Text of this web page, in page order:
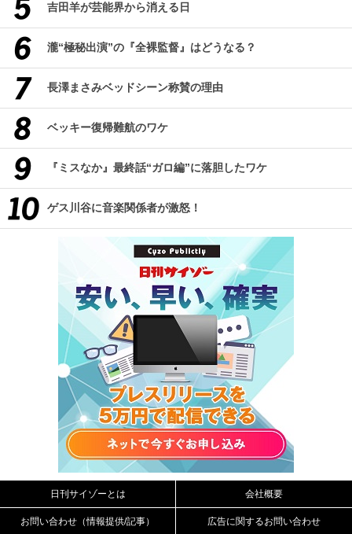
吉田羊が芸能界から消える日
瀧“極秘出演”の『全裸監督』はどうなる？
長澤まさみベッドシーン称賛の理由
ベッキー復帰難航のワケ
『ミスなか』最終話“ガロ編”に落胆したワケ
ゲス川谷に音楽関係者が激怒！
日刊サイゾーとは 会社概要
お問い合わせ（情報提供/記事） 広告に関するお問い合わせ